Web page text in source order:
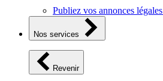
Publiez vos annonces légales
Nos services
Revenir